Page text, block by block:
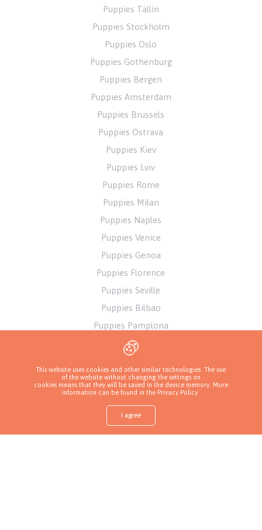
Puppies Tallin
Puppies Stockholm
Puppies Oslo
Puppies Gothenburg
Puppies Bergen
Puppies Amsterdam
Puppies Brussels
Puppies Ostrava
Puppies Kiev
Puppies Lviv
Puppies Rome
Puppies Milan
Puppies Naples
Puppies Venice
Puppies Genoa
Puppies Florence
Puppies Seville
Puppies Bilbao
Puppies Pamplona
Puppies Alicante
Ask about a puppy
This website uses cookies and other similar technologies. The use
of the website without changing the settings on
cookies means that they will be saved in the device memory. More
information can be found in the Privacy Policy
I agree